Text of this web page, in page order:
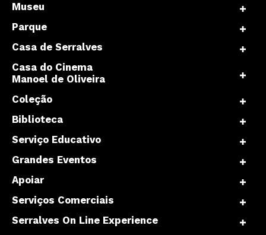
Museu
Parque
Casa de Serralves
Casa do Cinema
Manoel de Oliveira
Coleção
Biblioteca
Serviço Educativo
Grandes Eventos
Apoiar
Serviços Comerciais
Serralves On Line Experience